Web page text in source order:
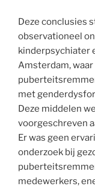
Deze conclusies
observationeel
kinderpsychiater
Amsterdam,
met
Deze middelen
voorgeschreven
Er was geen
onderzoek bij
medewerkers,